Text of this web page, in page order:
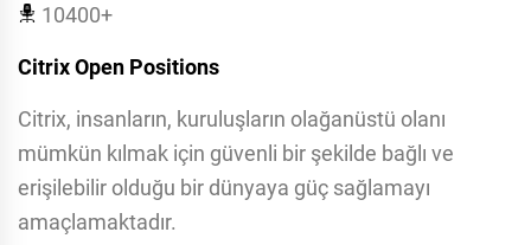
10400+
Citrix Open Positions
Citrix, insanların, kuruluşların olağanüstü olanı
mümkün kılmak için güvenli bir şekilde bağlı ve
erişilebilir olduğu bir dünyaya güç sağlamayı
amaçlamaktadır.